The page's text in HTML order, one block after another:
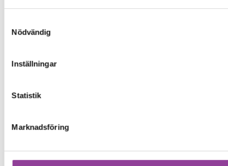
Nödvändig
Inställningar
Statistik
Marknadsföring